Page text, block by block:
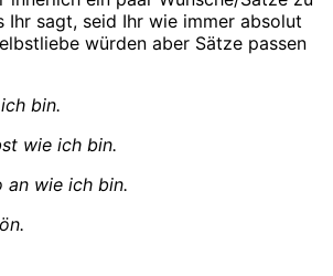
Ihr sagt, seid Ihr wie immer absolut
würden aber Sätze passen
bin.
wie ich bin.
an wie ich bin.